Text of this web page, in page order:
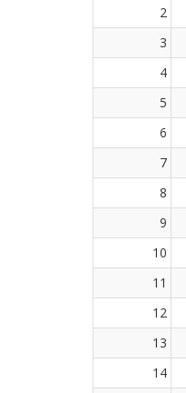
2
3
4
5
6
7
8
9
10
11
12
13
14